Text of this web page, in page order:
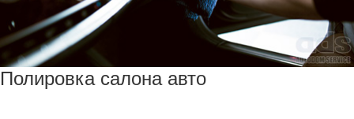
Полировка салона авто